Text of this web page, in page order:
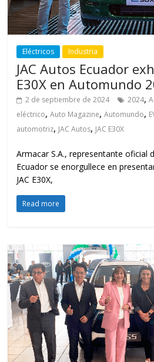
Eléctricos Industria
JAC Autos Ecuador
E30X en Automundo
2 de septiembre de 2024 2024,
eléctrico,Auto Magazine,Automundo,
automotriz, JAC Autos, JAC E30X
Armacar S.A., representante oficial
Ecuador se enorgullece en
JAC E30X,
Read more